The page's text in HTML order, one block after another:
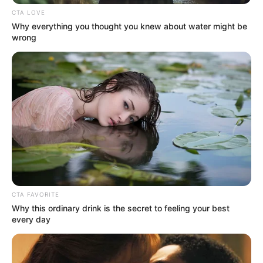
CTA LOVE
Why everything you thought you knew about water might be
wrong
CTA FAVORITE
Why this ordinary drink is the secret to feeling your best
every day